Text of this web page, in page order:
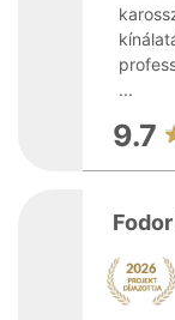
...
9.7